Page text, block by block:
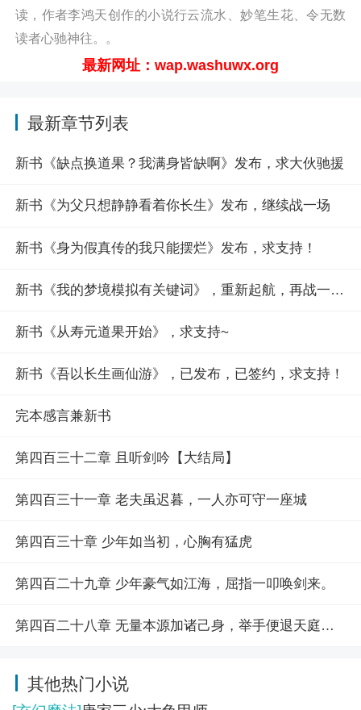
读，作者李鸿天创作的小说行云流水、妙笔生花、令无数
读者心驰神往。。
最新网址：wap.washuwx.org
最新章节列表
新书《缺点换道果？我满身皆缺啊》发布，求大伙驰援
新书《为父只想静静看着你长生》发布，继续战一场
新书《身为假真传的我只能摆烂》发布，求支持！
新书《我的梦境模拟有关键词》，重新起航，再战一场！
新书《从寿元道果开始》，求支持~
新书《吾以长生画仙游》，已发布，已签约，求支持！
完本感言兼新书
第四百三十二章 且听剑吟【大结局】
第四百三十一章 老夫虽迟暮，一人亦可守一座城
第四百三十章 少年如当初，心胸有猛虎
第四百二十九章 少年豪气如江海，屈指一叩唤剑来。
第四百二十八章 无量本源加诸己身，举手便退天庭之主
其他热门小说